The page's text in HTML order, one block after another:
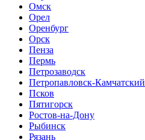
Омск
Орел
Оренбург
Орск
Пенза
Пермь
Петрозаводск
Петропавловск-Камчатский
Псков
Пятигорск
Ростов-на-Дону
Рыбинск
Рязань